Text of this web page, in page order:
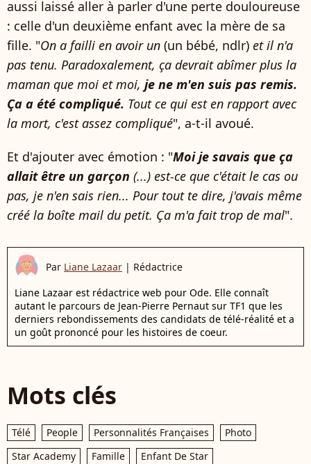
aussi laissé aller à parler d'une perte douloureuse
: celle d'un deuxième enfant avec la mère de sa
fille. "On a failli en avoir un (un bébé, ndlr) et il n'a
pas tenu. Paradoxalement, ça devrait abîmer plus la
maman que moi et moi, je ne m'en suis pas remis.
Ça a été compliqué. Tout ce qui est en rapport avec
la mort, c'est assez compliqué", a-t-il avoué.
Et d'ajouter avec émotion : "Moi je savais que ça
allait être un garçon (...) est-ce que c'était le cas ou
pas, je n'en sais rien... Pour tout te dire, j'avais même
créé la boîte mail du petit. Ça m'a fait trop de mal".
Par Liane Lazaar | Rédactrice
Liane Lazaar est rédactrice web pour Ode. Elle connaît
autant le parcours de Jean-Pierre Pernaut sur TF1 que les
derniers rebondissements des candidats de télé-réalité et a
un goût prononcé pour les histoires de coeur.
Mots clés
Télé People Personnalités Françaises
Photo
Star Academy
Famille Enfant De Star